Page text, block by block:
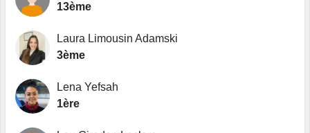
13ème
Laura Limousin Adamski
3ème
Lena Yefsah
1ère